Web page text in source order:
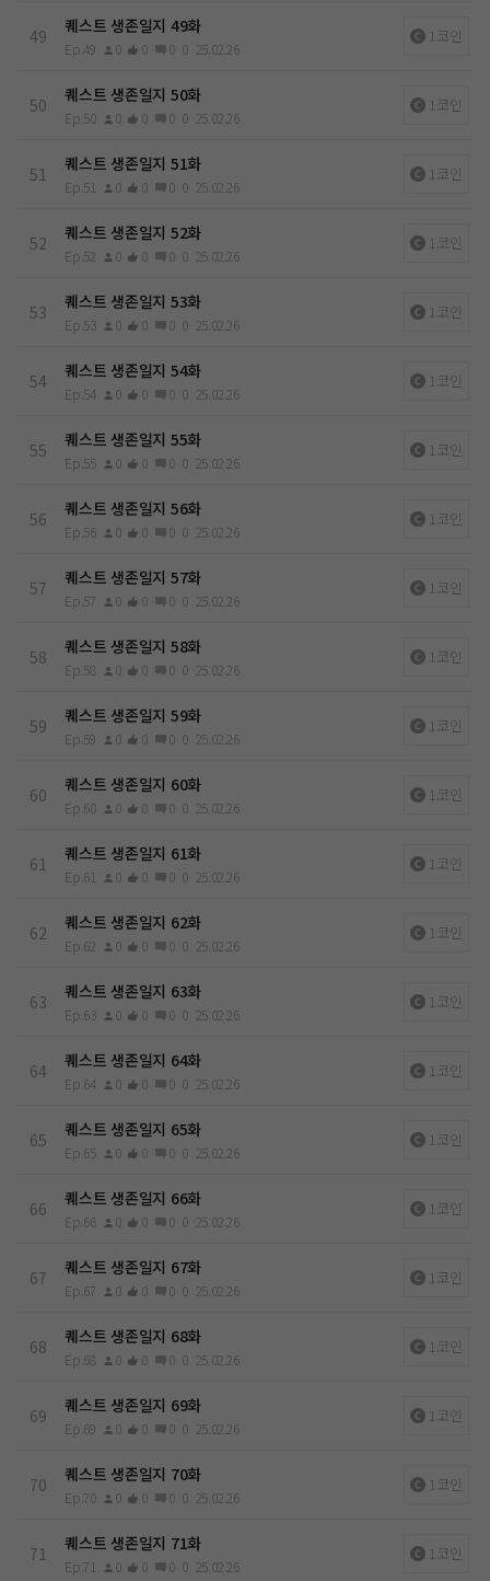
49 퀘스트 생존일지 49화
Ep.49 0 0 0 0 25.02.26
1코인
50 퀘스트 생존일지 50화
Ep.50 0 0 0 0 25.02.26
1코인
51 퀘스트 생존일지 51화
Ep.51 0 0 0 0 25.02.26
1코인
52 퀘스트 생존일지 52화
Ep.52 0 0 0 0 25.02.26
1코인
53 퀘스트 생존일지 53화
Ep.53 0 0 0 0 25.02.26
1코인
54 퀘스트 생존일지 54화
Ep.54 0 0 0 0 25.02.26
1코인
55 퀘스트 생존일지 55화
Ep.55 0 0 0 0 25.02.26
1코인
56 퀘스트 생존일지 56화
Ep.56 0 0 0 0 25.02.26
1코인
57 퀘스트 생존일지 57화
Ep.57 0 0 0 0 25.02.26
1코인
58 퀘스트 생존일지 58화
Ep.58 0 0 0 0 25.02.26
1코인
59 퀘스트 생존일지 59화
Ep.59 0 0 0 0 25.02.26
1코인
60 퀘스트 생존일지 60화
Ep.60 0 0 0 0 25.02.26
1코인
61 퀘스트 생존일지 61화
Ep.61 0 0 0 0 25.02.26
1코인
62 퀘스트 생존일지 62화
Ep.62 0 0 0 0 25.02.26
1코인
63 퀘스트 생존일지 63화
Ep.63 0 0 0 0 25.02.26
1코인
64 퀘스트 생존일지 64화
Ep.64 0 0 0 0 25.02.26
1코인
65 퀘스트 생존일지 65화
Ep.65 0 0 0 0 25.02.26
1코인
66 퀘스트 생존일지 66화
Ep.66 0 0 0 0 25.02.26
1코인
67 퀘스트 생존일지 67화
Ep.67 0 0 0 0 25.02.26
1코인
68 퀘스트 생존일지 68화
Ep.68 0 0 0 0 25.02.26
1코인
69 퀘스트 생존일지 69화
Ep.69 0 0 0 0 25.02.26
1코인
70 퀘스트 생존일지 70화
Ep.70 0 0 0 0 25.02.26
1코인
71 퀘스트 생존일지 71화
Ep.71 0 0 0 0 25.02.26
1코인